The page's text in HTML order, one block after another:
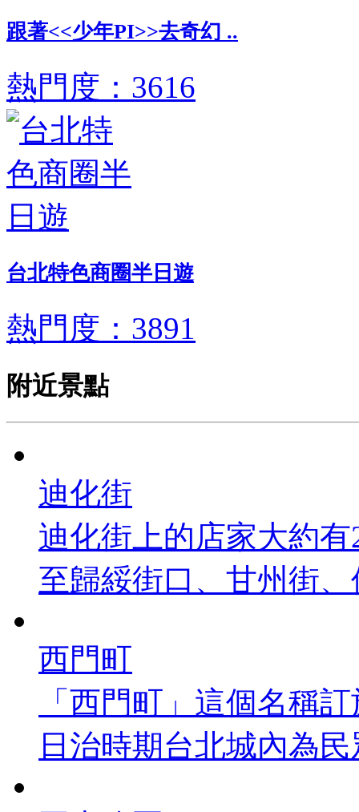
跟著<<少年PI>>去奇幻 ..
熱門度：3616
台北特色商圈半日遊
熱門度：3891
附近景點
迪化街
迪化街上的店家大約
至歸綏街口、甘州街
西門町
「西門町」這個名稱
日治時期台北城內為